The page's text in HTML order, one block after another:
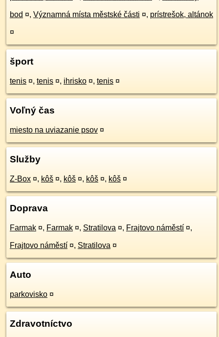
bod ¤, Významná místa městské části ¤, prístrešok, altánok
¤
šport
tenis ¤, tenis ¤, ihrisko ¤, tenis ¤
Voľný čas
miesto na uviazanie psov ¤
Služby
Z-Box ¤, kôš ¤, kôš ¤, kôš ¤, kôš ¤
Doprava
Farmak ¤, Farmak ¤, Stratilova ¤, Frajtovo náměstí ¤,
Frajtovo náměstí ¤, Stratilova ¤
Auto
parkovisko ¤
Zdravotníctvo